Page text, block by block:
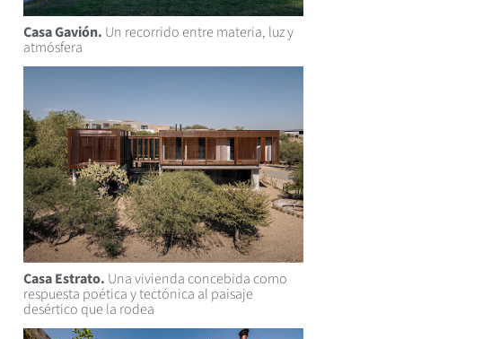
Casa Gavión. Un recorrido entre materia, luz y
atmósfera
Casa Estrato. Una vivienda concebida como
respuesta poética y tectónica al paisaje
desértico que la rodea